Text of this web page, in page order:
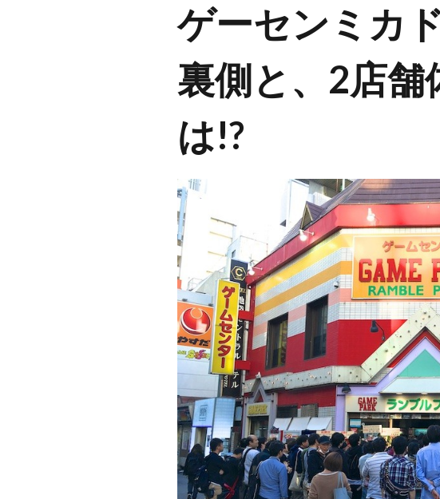
ゲーセンミカ
裏側と、2店舗
は!?